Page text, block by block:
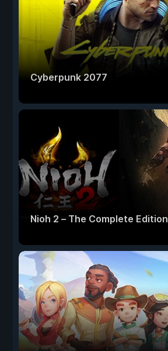
Cyberpunk 2077
Nioh 2 – The Complete Edition